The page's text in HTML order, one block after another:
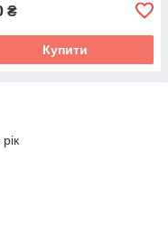
₴
Купити